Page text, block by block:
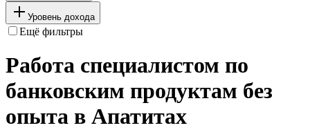
Уровень дохода
Ещё фильтры
Работа специалистом по
банковским продуктам без
опыта в Апатитах